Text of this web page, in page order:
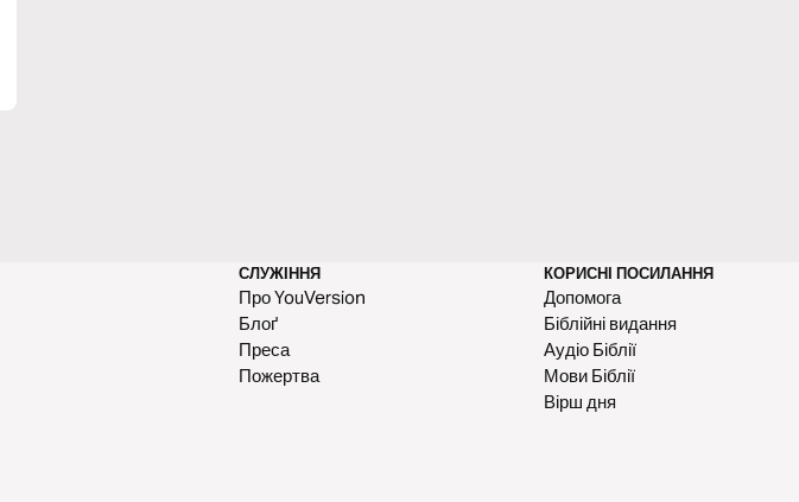
СЛУЖІННЯ
Про YouVersion
Блоґ
Преса
Пожертва
КОРИСНІ ПОСИЛАННЯ
Допомога
Біблійні видання
Аудіо Біблії
Мови Біблії
Вірш дня